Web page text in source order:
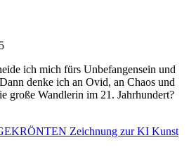
ich mich fürs Unbefangensein und
denke ich an Ovid, an Chaos und
große Wandlerin im 21. Jahrhundert?